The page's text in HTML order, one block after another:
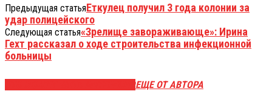
Предыдущая статьяЕткулец получил 3 года колонии за
удар полицейского
Следующая статья«Зрелище завораживающе»: Ирина
Гехт рассказал о ходе строительства инфекционной
больницы
ЕЩЕ ОТ АВТОРА